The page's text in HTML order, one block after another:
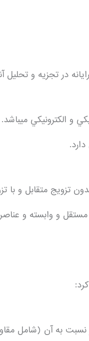
در تجزيه و تحليل
تزويج متقابل و با
مستقل و وابسته و
به آن (شامل